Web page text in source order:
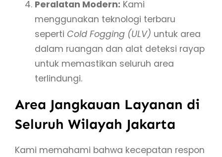
Peralatan Modern: Kami
menggunakan teknologi terbaru
seperti Cold Fogging (ULV) untuk area
dalam ruangan dan alat deteksi rayap
untuk memastikan seluruh area
terlindungi.
Area Jangkauan Layanan di
Seluruh Wilayah Jakarta
Kami memahami bahwa kecepatan respon